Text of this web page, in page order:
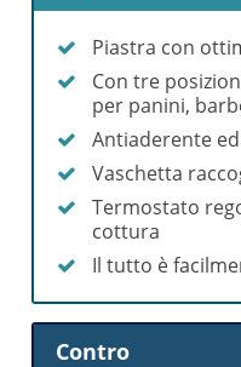
Piastra con
Con tre
per panini,
Antiaderente
Vaschetta
Termostato
cottura
Il tutto è
Contro